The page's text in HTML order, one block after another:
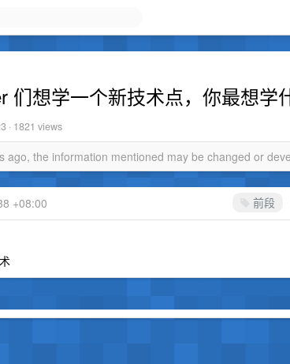
们想学一个新技术点，你最想学
· 1821 views
ago, the information mentioned may be changed or
前段
+08:00